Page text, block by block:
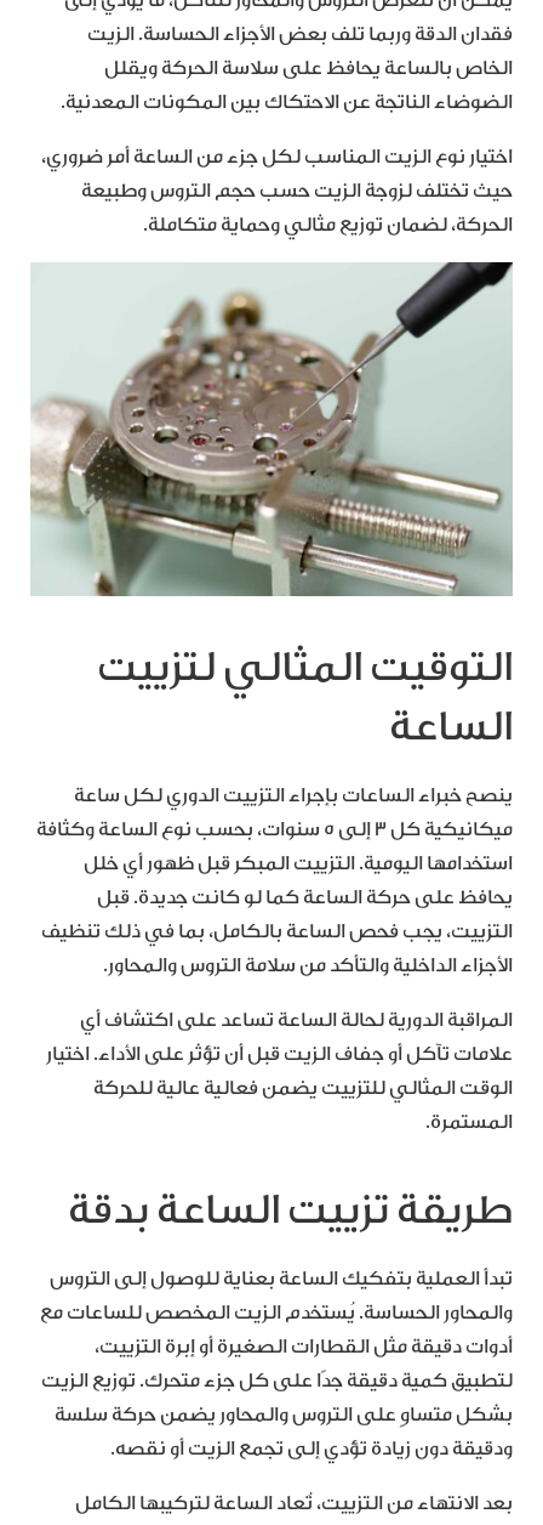
فقدان الدقة وربما تلف بعض الأجزاء الحساسة. الزيت
الخاص بالساعة يحافظ على سلاسة الحركة ويقلل
الضوضاء الناتجة عن الاحتكاك بين المكونات المعدنية.
اختيار نوع الزيت المناسب لكل جزء من الساعة أمر ضروري،
حيث تختلف لزوجة الزيت حسب حجم التروس وطبيعة
الحركة، لضمان توزيع مثالي وحماية متكاملة.
التوقيت المثالي لتزييت
الساعة
ينصح خبراء الساعات بإجراء التزييت الدوري لكل ساعة
ميكانيكية كل 3 إلى 5 سنوات، بحسب نوع الساعة وكثافة
استخدامها اليومية. التزييت المبكر قبل ظهور أي خلل
يحافظ على حركة الساعة كما لو كانت جديدة. قبل
التزييت، يجب فحص الساعة بالكامل، بما في ذلك تنظيف
الأجزاء الداخلية والتأكد من سلامة التروس والمحاور.
المراقبة الدورية لحالة الساعة تساعد على اكتشاف أي
علامات تآكل أو جفاف الزيت قبل أن تؤثر على الأداء. اختيار
الوقت المثالي للتزييت يضمن فعالية عالية للحركة
المستمرة.
طريقة تزييت الساعة بدقة
تبدأ العملية بتفكيك الساعة بعناية للوصول إلى التروس
والمحاور الحساسة. يُستخدم الزيت المخصص للساعات مع
أدوات دقيقة مثل القطارات الصغيرة أو إبرة التزييت،
لتطبيق كمية دقيقة جدًا على كل جزء متحرك. توزيع الزيت
بشكل متساوٍ على التروس والمحاور يضمن حركة سلسة
ودقيقة دون زيادة تؤدي إلى تجمع الزيت أو نقصه.
بعد الانتهاء من التزييت، تُعاد الساعة لتركيبها الكامل